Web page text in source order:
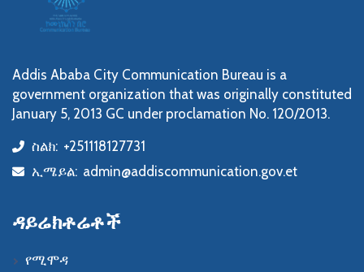
Addis Ababa City Communication Bureau is a
government organization that was originally constituted
January 5, 2013 GC under proclamation No. 120/2013.
icon
ስልክ: +251118127731
icon
ኢሜይል: admin@addiscommunication.gov.et
ዳይሬክቶሬቶች
የሚሞዳ